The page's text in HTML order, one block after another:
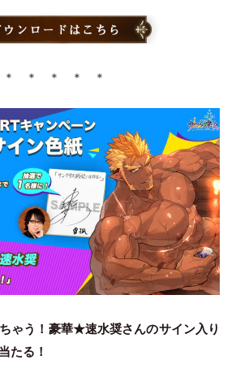
＊ ＊ ＊ ＊ ＊
ゃう！豪華★速水奨さんのサイン入り
たる！